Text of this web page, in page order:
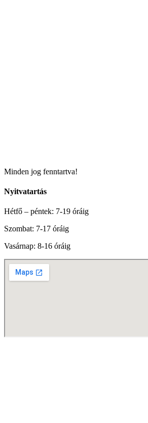
Minden jog fenntartva!
Nyitvatartás
Hétfő – péntek: 7-19 óráig
Szombat: 7-17 óráig
Vasárnap: 8-16 óráig